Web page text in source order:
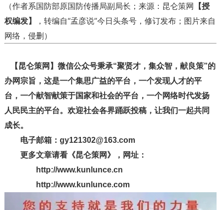
（作者系国防部原国防传播局副局长； 来源： 昆仑策网 【授
权编发】
，转编自“孟彦说”今日头条号，修订发布； 图片来自
网络，侵删）
【昆仑策网】微信公众号秉承“聚贤才，集众智，献良策”的
办网宗旨，这是一个集思广益的平台，一个发现人才的平
台，一个献智献策于国家和社会的平台，一个网络时代发扬
人民民主的平台。欢迎社会各界踊跃投稿，让我们一起共同
成长。
电子邮箱：gy121302@163.com
更多文章请看《昆仑策网》，网址：
http://www.kunlunce.cn
http://www.kunlunce.com